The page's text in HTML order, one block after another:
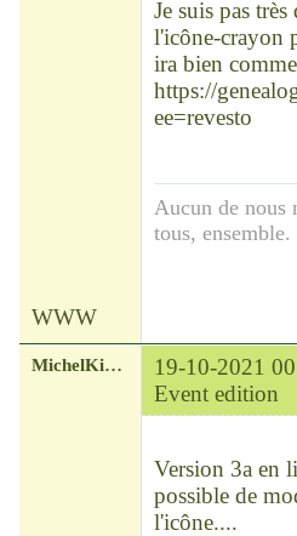
Je suis pas
l'icône-crayon
ira bien
https://
ee=revesto
Aucun de nous
tous, ensemble.
WWW
MichelKirsch 19-10-2021
Event edition
Version 3a en
possible de
l'icône....